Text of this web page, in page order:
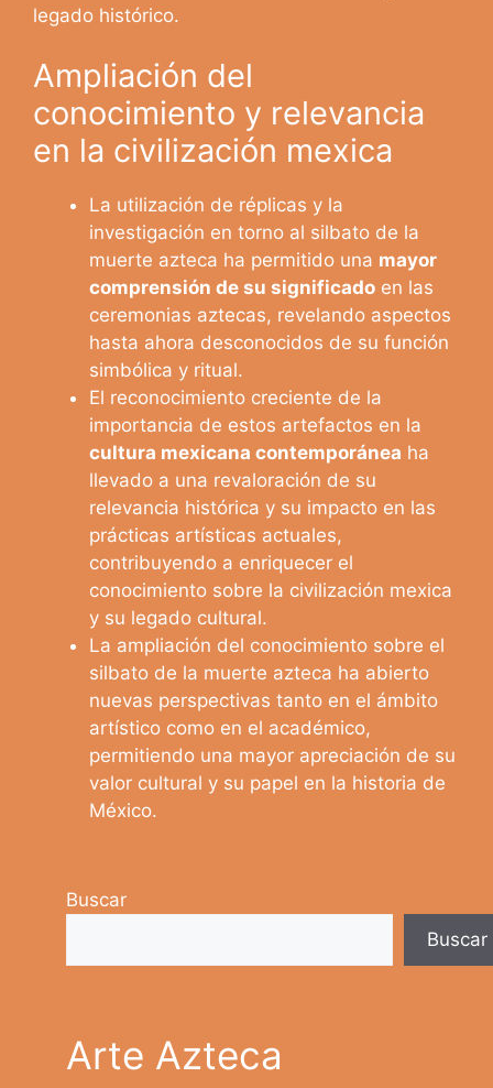
legado histórico.
Ampliación del
conocimiento y relevancia
en la civilización mexica
La utilización de réplicas y la
investigación en torno al silbato de la
muerte azteca ha permitido una mayor
comprensión de su significado en las
ceremonias aztecas, revelando aspectos
hasta ahora desconocidos de su función
simbólica y ritual.
El reconocimiento creciente de la
importancia de estos artefactos en la
cultura mexicana contemporánea ha
llevado a una revaloración de su
relevancia histórica y su impacto en las
prácticas artísticas actuales,
contribuyendo a enriquecer el
conocimiento sobre la civilización mexica
y su legado cultural.
La ampliación del conocimiento sobre el
silbato de la muerte azteca ha abierto
nuevas perspectivas tanto en el ámbito
artístico como en el académico,
permitiendo una mayor apreciación de su
valor cultural y su papel en la historia de
México.
Buscar
Buscar
Arte Azteca